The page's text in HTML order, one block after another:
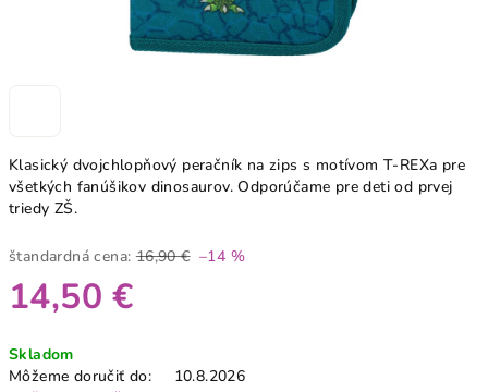
Klasický dvojchlopňový peračník na zips s motívom T-REXa pre
všetkých fanúšikov dinosaurov. Odporúčame pre deti od prvej
triedy ZŠ.
štandardná cena: 16,90 € –14 %
14,50 €
cena:
Skladom
Môžeme doručiť do:
10.8.2026